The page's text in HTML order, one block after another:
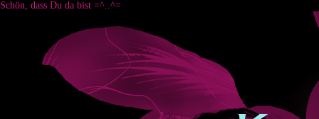
Schön, dass Du da bist =^..^=